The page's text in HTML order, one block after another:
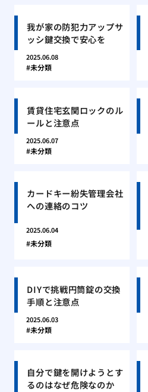
我が家の防犯力アップサ
ッシ鍵交換で安心を
2025.06.08
未分類
賃貸住宅玄関ロックのル
ールと注意点
2025.06.07
未分類
カードキー紛失管理会社
への連絡のコツ
2025.06.04
未分類
DIYで挑戦円筒錠の交換
手順と注意点
2025.06.03
未分類
自分で鍵を開けようとす
るのはなぜ危険なのか